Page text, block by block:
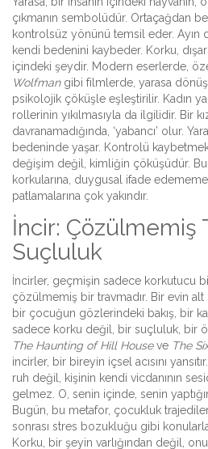
çıkmanın sembolüdür. Ortaçağdan
kontrolsüz yönünü temsil eder. Ayın
kendi bedenini kaybeder. Korku,
içindeki şeydir. Modern eserlerde,
Wolfmangibi filmlerde, yarasa
psikolojik çöküşle eşleştirilir. Kadın
rollerinin yıkılmasıyla da ilgilidir. Bir
davranamadığında, ‘yabancı’ olur.
bedeninde yaşar. Kontrolü
değişim değil, kimliğin çöküşüdür.
korkularına, duygusal ifade
patlamalarına çok yakındır.
İncir: Çözülmemiş
Suçluluk
İncirler, geçmişin sadece korkutucu
çözülmemiş bir travmadır. Bir evin alt
bir çocuğun gözlerindeki bakış, bir
sadece korku değil, bir suçluluk, bir
The Haunting of Hill Houseve The
incirler, bir bireyin içsel acısını
ruh değil, kişinin kendi vicdanının
gelmez. O, senin içinde, senin
Bugün, bu metafor, çocukluk
sonrası stres bozukluğu gibi
Korku, bir şeyin varlığından değil,